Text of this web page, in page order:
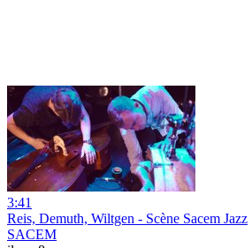
3:41
Reis, Demuth, Wiltgen - Scène Sacem Jazz
SACEM